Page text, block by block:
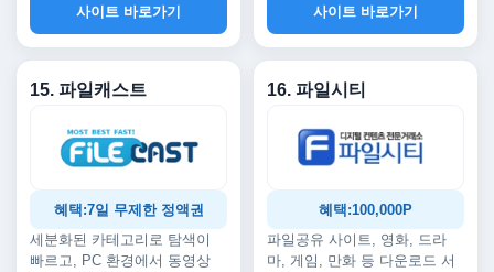
사이트 바로가기
사이트 바로가기
15. 파일캐스트
혜택:7일 무제한 정액권
세분화된 카테고리로 탐색이
빠르고, PC 환경에서 동영상
16. 파일시티
혜택:100,000P
파일공유 사이트, 영화, 드라
마, 게임, 만화 등 다운로드 서